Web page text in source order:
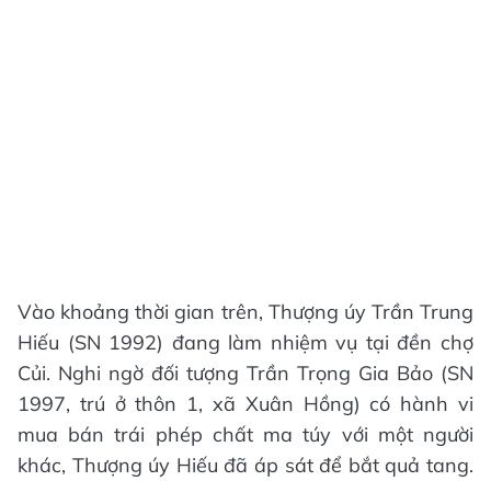
Vào khoảng thời gian trên, Thượng úy Trần Trung
Hiếu (SN 1992) đang làm nhiệm vụ tại đền chợ
Củi. Nghi ngờ đối tượng Trần Trọng Gia Bảo (SN
1997, trú ở thôn 1, xã Xuân Hồng) có hành vi
mua bán trái phép chất ma túy với một người
khác, Thượng úy Hiếu đã áp sát để bắt quả tang.